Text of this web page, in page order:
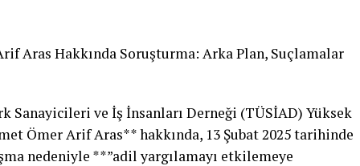
Aras Hakkında Soruşturma: Arka Plan, Suçlamalar
Sanayicileri ve İş İnsanları Derneği (TÜSİAD) Yüksek
Ömer Arif Aras** hakkında, 13 Şubat 2025 tarihinde
nedeniyle **”adil yargılamayı etkilemeye